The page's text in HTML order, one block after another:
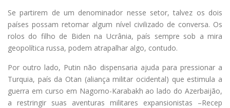
Se partirem de um denominador nesse setor, talvez os dois
países possam retomar algum nível civilizado de conversa. Os
rolos do filho de Biden na Ucrânia, país sempre sob a mira
geopolítica russa, podem atrapalhar algo, contudo.
Por outro lado, Putin não dispensaria ajuda para pressionar a
Turquia, país da Otan (aliança militar ocidental) que estimula a
guerra em curso em Nagorno-Karabakh ao lado do Azerbaijão,
a restringir suas aventuras militares expansionistas –Recep